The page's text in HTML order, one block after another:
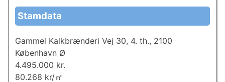
Stamdata
Gammel Kalkbrænderi Vej 30, 4. th., 2100
København Ø
4.495.000 kr.
80.268 kr/㎡